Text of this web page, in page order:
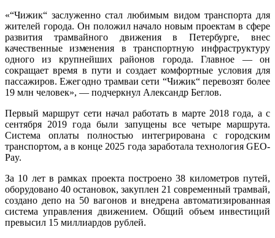
«“Чижик“ заслуженно стал любимым видом транспорта для
жителей города. Он положил начало новым проектам в сфере
развития трамвайного движения в Петербурге, внес
качественные изменения в транспортную инфраструктуру
одного из крупнейших районов города. Главное — он
сокращает время в пути и создает комфортные условия для
пассажиров. Ежегодно трамваи сети “Чижик“ перевозят более
19 млн человек», — подчеркнул Александр Беглов.
Первый маршрут сети начал работать в марте 2018 года, а с
сентября 2019 года были запущены все четыре маршрута.
Система оплаты полностью интегрирована с городским
транспортом, а в конце 2025 года заработала технология GEO-
Pay.
За 10 лет в рамках проекта построено 38 километров путей,
оборудовано 40 остановок, закуплен 21 современный трамвай,
создано депо на 50 вагонов и внедрена автоматизированная
система управления движением. Общий объем инвестиций
превысил 15 миллиардов рублей.